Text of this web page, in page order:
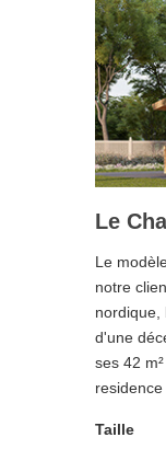
Le
Le
notre
nordique,
d'une
ses 42
Taille